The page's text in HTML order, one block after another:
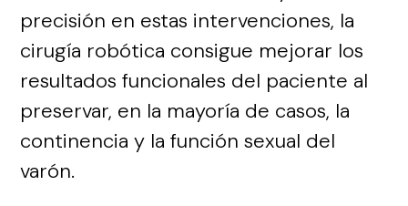
precisión en estas intervenciones, la
cirugía robótica consigue mejorar los
resultados funcionales del paciente al
preservar, en la mayoría de casos, la
continencia y la función sexual del
varón.